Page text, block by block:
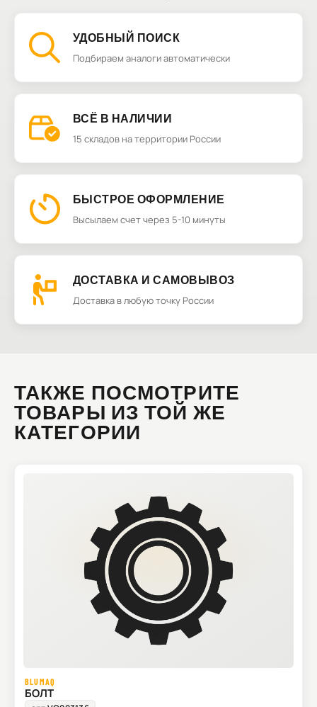
УДОБНЫЙ ПОИСК
Подбираем аналоги автоматически
ВСЁ В НАЛИЧИИ
15 складов на территории России
БЫСТРОЕ ОФОРМЛЕНИЕ
Высылаем счет через 5-10 минуты
ДОСТАВКА И САМОВЫВОЗ
Доставка в любую точку России
ТАКЖЕ ПОСМОТРИТЕ
ТОВАРЫ ИЗ ТОЙ ЖЕ
КАТЕГОРИИ
BLUMAQ
БОЛТ